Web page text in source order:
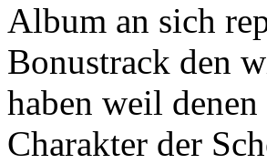
Album an sich
Bonustrack den
haben weil
Charakter der